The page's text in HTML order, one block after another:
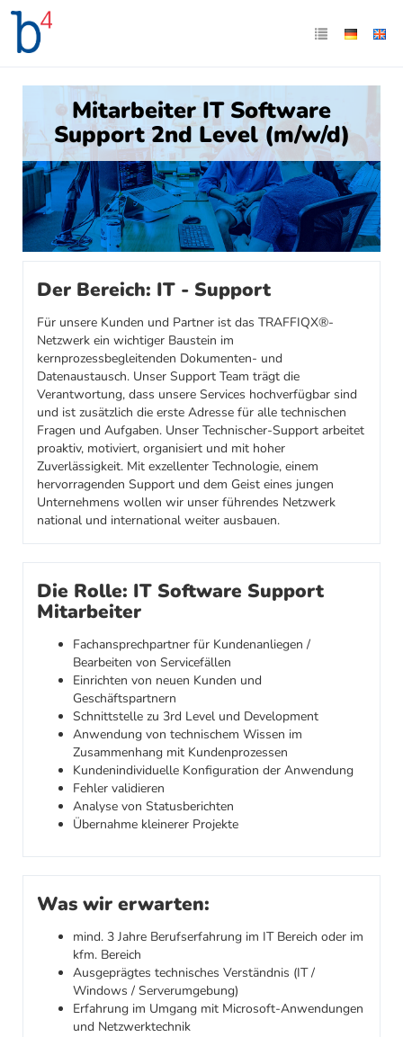
Mitarbeiter IT Software
Support 2nd Level (m/w/d)
Der Bereich: IT - Support
Für unsere Kunden und Partner ist das TRAFFIQX®-
Netzwerk ein wichtiger Baustein im
kernprozessbegleitenden Dokumenten- und
Datenaustausch. Unser Support Team trägt die
Verantwortung, dass unsere Services hochverfügbar sind
und ist zusätzlich die erste Adresse für alle technischen
Fragen und Aufgaben. Unser Technischer-Support arbeitet
proaktiv, motiviert, organisiert und mit hoher
Zuverlässigkeit. Mit exzellenter Technologie, einem
hervorragenden Support und dem Geist eines jungen
Unternehmens wollen wir unser führendes Netzwerk
national und international weiter ausbauen.
Die Rolle: IT Software Support
Mitarbeiter
Fachansprechpartner für Kundenanliegen /
Bearbeiten von Servicefällen
Einrichten von neuen Kunden und
Geschäftspartnern
Schnittstelle zu 3rd Level und Development
Anwendung von technischem Wissen im
Zusammenhang mit Kundenprozessen
Kundenindividuelle Konfiguration der Anwendung
Fehler validieren
Analyse von Statusberichten
Übernahme kleinerer Projekte
Was wir erwarten:
mind. 3 Jahre Berufserfahrung im IT Bereich oder im
kfm. Bereich
Ausgeprägtes technisches Verständnis (IT /
Windows / Serverumgebung)
Erfahrung im Umgang mit Microsoft-Anwendungen
und Netzwerktechnik